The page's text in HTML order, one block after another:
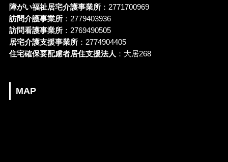
障がい福祉居宅介護事業所：2771700969
訪問介護事業所：2779403936
訪問看護事業所：2769490505
居宅介護支援事業所：2774904405
住宅確保要配慮者居住支援法人 ：大居268
MAP